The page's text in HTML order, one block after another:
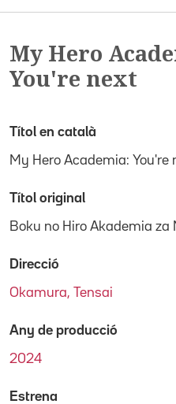
My Hero
You're next
Títol en català
My Hero Academia: You're
Títol original
Boku no Hiro Akademia za
Direcció
Okamura, Tensai
Any de producció
2024
Estrena